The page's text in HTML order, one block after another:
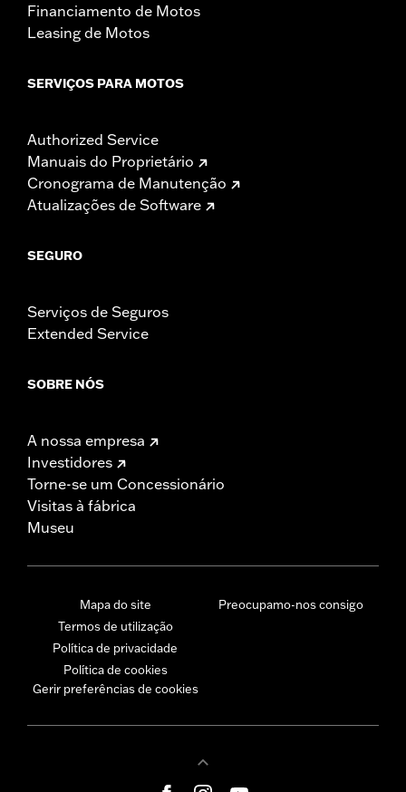
Financiamento de Motos
Leasing de Motos
SERVIÇOS PARA MOTOS
Authorized Service
Manuais do Proprietário
Cronograma de Manutenção
Atualizações de Software
SEGURO
Serviços de Seguros
Extended Service
SOBRE NÓS
A nossa empresa
Investidores
Torne-se um Concessionário
Visitas à fábrica
Museu
Mapa do site
Termos de utilização
Política de privacidade
Política de cookies
Gerir preferências de cookies
Preocupamo-nos consigo